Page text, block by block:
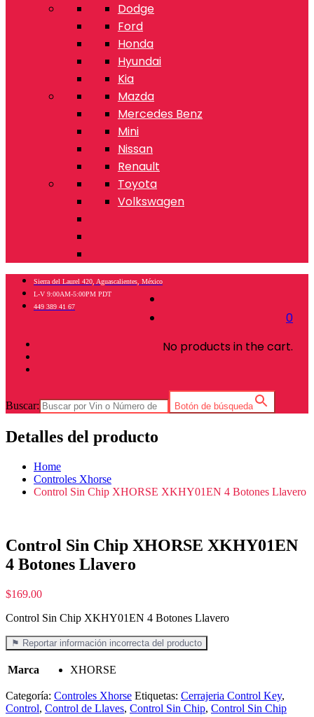
Dodge
Ford
Honda
Hyundai
Kia
Mazda
Mercedes Benz
Mini
Nissan
Renault
Toyota
Volkswagen
0
No products in the cart.
Sierra del Laurel 420, Aguascalientes, México
L-V 9:00AM-5:00PM PDT
449 389 41 67
Buscar: Botón de búsqueda
Detalles del producto
Home
Controles Xhorse
Control Sin Chip XHORSE XKHY01EN 4 Botones Llavero
Control Sin Chip XHORSE XKHY01EN
4 Botones Llavero
$169.00
Control Sin Chip XKHY01EN 4 Botones Llavero
⚑ Reportar información incorrecta del producto
Marca XHORSE
Categoría: Controles Xhorse Etiquetas: Cerrajeria Control Key,
Control, Control de Llaves, Control Sin Chip, Control Sin Chip